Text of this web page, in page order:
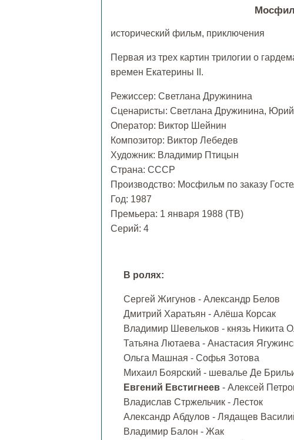
исторический фильм, приключения
Первая из трех картин трилогии о
времен Екатерины II.
Режиссер: Светлана Дружинина
Сценаристы: Светлана Дружинина,
Оператор: Виктор Шейнин
Композитор: Виктор Лебедев
Художник: Владимир Птицын
Страна: СССР
Производство: Мосфильм по заказу
Год: 1987
Премьера: 1 января 1988 (ТВ)
Cерий: 4
В ролях:
Сергей Жигунов - Александр Белов
Дмитрий Харатьян - Алёша Корсак
Владимир Шевельков - князь Никита
Татьяна Лютаева - Анастасия
Ольга Машная - Софья Зотова
Михаил Боярский - шевалье Де
Евгений Евстигнеев - Алексей
Владислав Стржельчик - Лесток
Александр Абдулов - Лядащев
Владимир Балон - Жак